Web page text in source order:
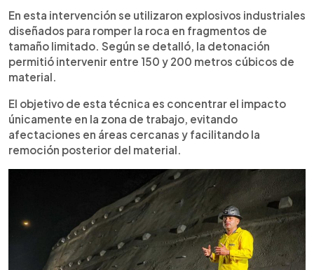
En esta intervención se utilizaron explosivos industriales
diseñados para romper la roca en fragmentos de
tamaño limitado. Según se detalló, la detonación
permitió intervenir entre 150 y 200 metros cúbicos de
material.
El objetivo de esta técnica es concentrar el impacto
únicamente en la zona de trabajo, evitando
afectaciones en áreas cercanas y facilitando la
remoción posterior del material.